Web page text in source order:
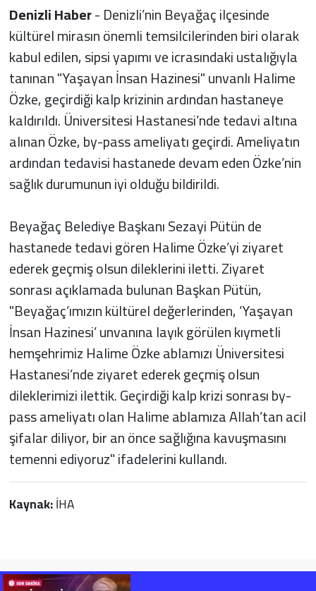
Denizli Haber- Denizli’nin Beyağaç ilçesinde
kültürel mirasın önemli temsilcilerinden biri olarak
kabul edilen, sipsi yapımı ve icrasındaki ustalığıyla
tanınan "Yaşayan İnsan Hazinesi" unvanlı Halime
Özke, geçirdiği kalp krizinin ardından hastaneye
kaldırıldı. Üniversitesi Hastanesi’nde tedavi altına
alınan Özke, by-pass ameliyatı geçirdi. Ameliyatın
ardından tedavisi hastanede devam eden Özke’nin
sağlık durumunun iyi olduğu bildirildi.
Beyağaç Belediye Başkanı Sezayi Pütün de
hastanede tedavi gören Halime Özke’yi ziyaret
ederek geçmiş olsun dileklerini iletti. Ziyaret
sonrası açıklamada bulunan Başkan Pütün,
"Beyağaç’ımızın kültürel değerlerinden, ‘Yaşayan
İnsan Hazinesi’ unvanına layık görülen kıymetli
hemşehrimiz Halime Özke ablamızı Üniversitesi
Hastanesi’nde ziyaret ederek geçmiş olsun
dileklerimizi ilettik. Geçirdiği kalp krizi sonrası by-
pass ameliyatı olan Halime ablamıza Allah’tan acil
şifalar diliyor, bir an önce sağlığına kavuşmasını
temenni ediyoruz" ifadelerini kullandı.
Kaynak:İHA